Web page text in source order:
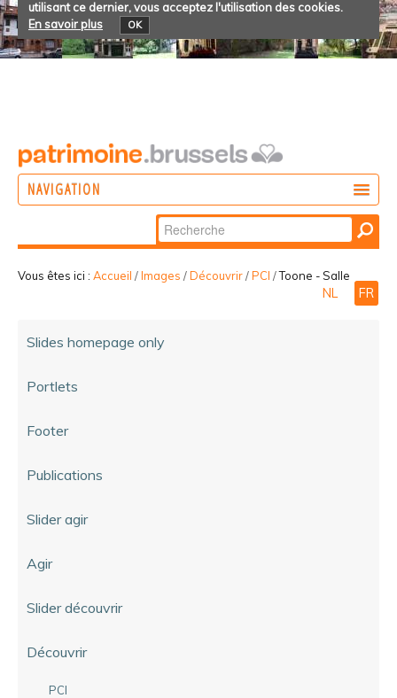
utilisant ce dernier, vous acceptez l'utilisation des cookies.
En savoir plus
OK
NAVIGATION
Chercher par
Recherche
avancée…
Vous êtes ici : Accueil /Images /Découvrir/PCI /Toone - Salle
NL FR
Slides homepage only
Portlets
Footer
Publications
Slider agir
Agir
Slider découvrir
Découvrir
PCI